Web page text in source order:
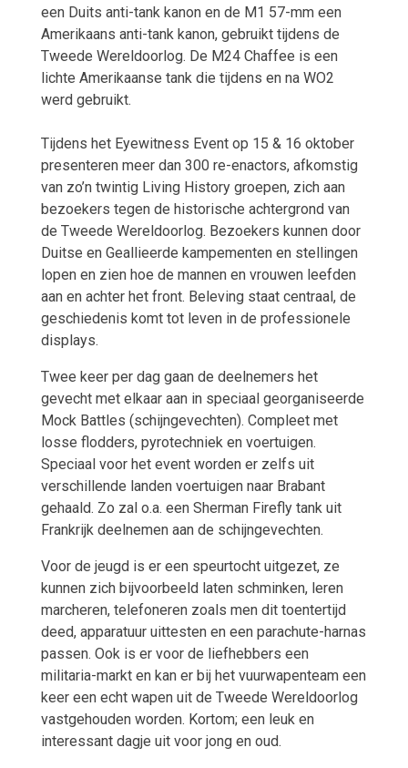
een Duits anti-tank kanon en de M1 57-mm een
Amerikaans anti-tank kanon, gebruikt tijdens de
Tweede Wereldoorlog. De M24 Chaffee is een
lichte Amerikaanse tank die tijdens en na WO2
werd gebruikt.
Tijdens het Eyewitness Event op 15 & 16 oktober
presenteren meer dan 300 re-enactors, afkomstig
van zo’n twintig Living History groepen, zich aan
bezoekers tegen de historische achtergrond van
de Tweede Wereldoorlog. Bezoekers kunnen door
Duitse en Geallieerde kampementen en stellingen
lopen en zien hoe de mannen en vrouwen leefden
aan en achter het front. Beleving staat centraal, de
geschiedenis komt tot leven in de professionele
displays.
Twee keer per dag gaan de deelnemers het
gevecht met elkaar aan in speciaal georganiseerde
Mock Battles (schijngevechten). Compleet met
losse flodders, pyrotechniek en voertuigen.
Speciaal voor het event worden er zelfs uit
verschillende landen voertuigen naar Brabant
gehaald. Zo zal o.a. een Sherman Firefly tank uit
Frankrijk deelnemen aan de schijngevechten.
Voor de jeugd is er een speurtocht uitgezet, ze
kunnen zich bijvoorbeeld laten schminken, leren
marcheren, telefoneren zoals men dit toentertijd
deed, apparatuur uittesten en een parachute-harnas
passen. Ook is er voor de liefhebbers een
militaria-markt en kan er bij het vuurwapenteam een
keer een echt wapen uit de Tweede Wereldoorlog
vastgehouden worden. Kortom; een leuk en
interessant dagje uit voor jong en oud.